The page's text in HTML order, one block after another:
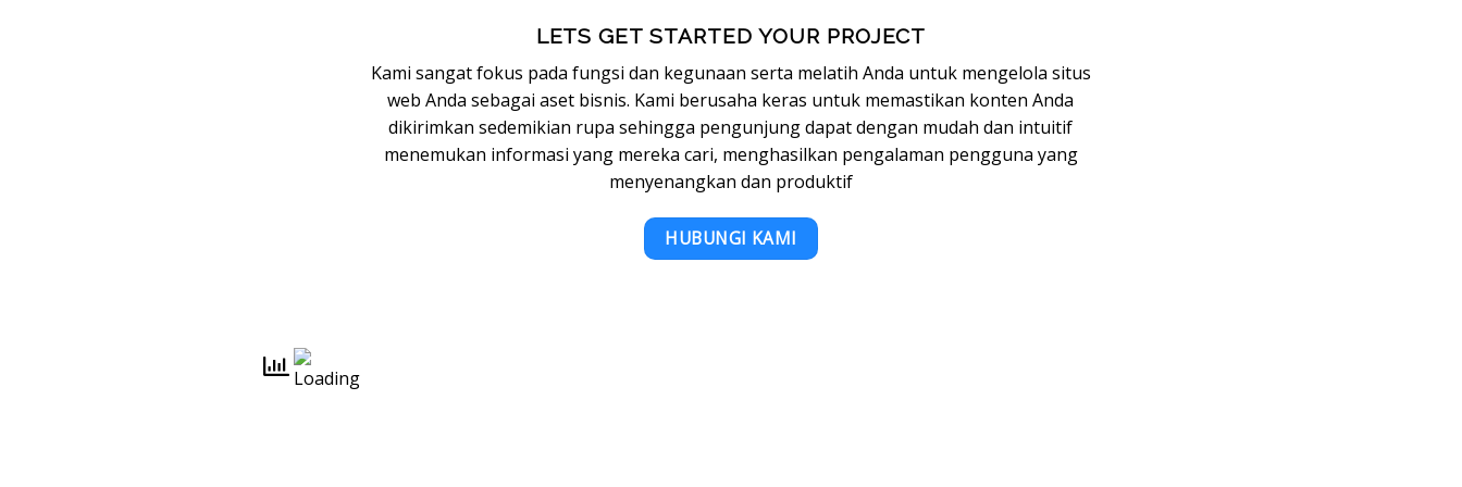
LETS GET STARTED YOUR PROJECT
Kami sangat fokus pada fungsi dan kegunaan serta melatih Anda untuk mengelola situs
web Anda sebagai aset bisnis. Kami berusaha keras untuk memastikan konten Anda
dikirimkan sedemikian rupa sehingga pengunjung dapat dengan mudah dan intuitif
menemukan informasi yang mereka cari, menghasilkan pengalaman pengguna yang
menyenangkan dan produktif
HUBUNGI KAMI